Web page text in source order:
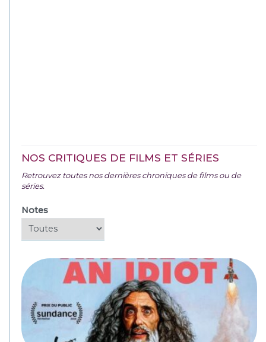
NOS CRITIQUES DE FILMS ET SÉRIES
Retrouvez toutes nos dernières chroniques de films ou de
séries.
Notes